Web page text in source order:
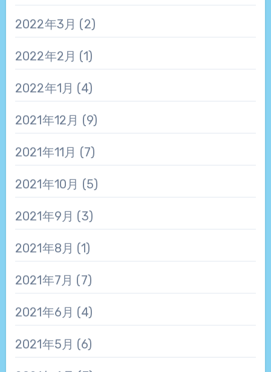
2022年3月 (2)
2022年2月 (1)
2022年1月 (4)
2021年12月 (9)
2021年11月 (7)
2021年10月 (5)
2021年9月 (3)
2021年8月 (1)
2021年7月 (7)
2021年6月 (4)
2021年5月 (6)